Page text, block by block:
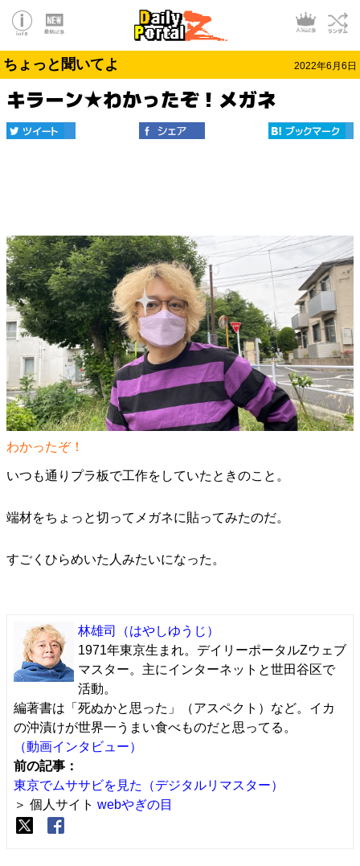
ちょっと聞いてよ 2022年6月6日
キラーン★わかったぞ！メガネ
わかったぞ！
いつも通りプラ板で工作をしていたときのこと。
端材をちょっと切ってメガネに貼ってみたのだ。
すごくひらめいた人みたいになった。
林雄司
（はやしゆうじ）
1971年東京生まれ。デイリーポータルZウェブ
マスター。主にインターネットと世田谷区で
活動。
編著書は「死ぬかと思った」（アスペクト）など。イカ
の沖漬けが世界一うまい食べものだと思ってる。
（動画インタビュー）
前の記事：
東京でムササビを見た（デジタルリマスター）
＞ 個人サイト webやぎの目